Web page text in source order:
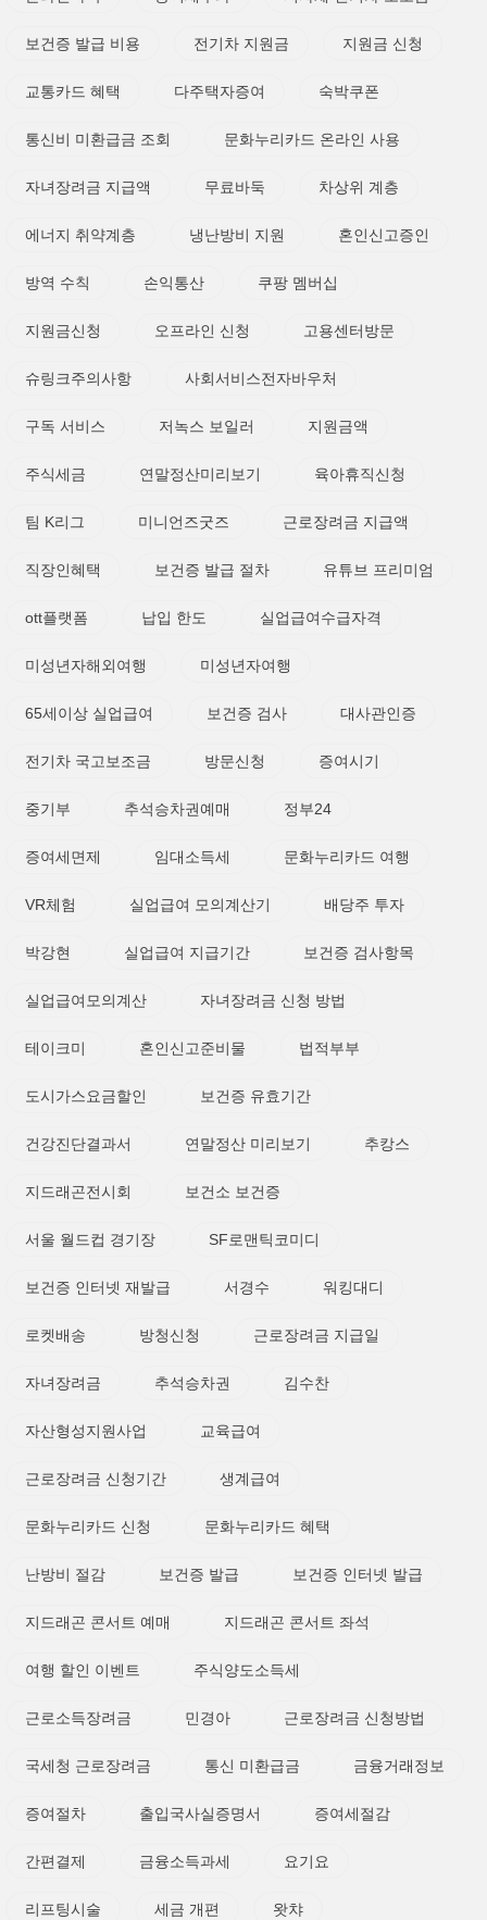
보건증 발급 비용 전기차 지원금 지원금 신청
교통카드 혜택 다주택자증여 숙박쿠폰
통신비 미환급금 조회 문화누리카드 온라인 사용
자녀장려금 지급액 무료바둑 차상위 계층
에너지 취약계층 냉난방비 지원 혼인신고증인
방역 수칙 손익통산 쿠팡 멤버십
지원금신청 오프라인 신청 고용센터방문
슈링크주의사항 사회서비스전자바우처
구독 서비스 저녹스 보일러 지원금액
주식세금 연말정산미리보기 육아휴직신청
팀 K리그 미니언즈굿즈 근로장려금 지급액
직장인혜택 보건증 발급 절차 유튜브 프리미엄
ott플랫폼 납입 한도 실업급여수급자격
미성년자해외여행 미성년자여행
65세이상 실업급여 보건증 검사 대사관인증
전기차 국고보조금 방문신청 증여시기
중기부 추석승차권예매 정부24
증여세면제 임대소득세 문화누리카드 여행
VR체험 실업급여 모의계산기 배당주 투자
박강현 실업급여 지급기간 보건증 검사항목
실업급여모의계산 자녀장려금 신청 방법
테이크미 혼인신고준비물 법적부부
도시가스요금할인 보건증 유효기간
건강진단결과서 연말정산 미리보기 추캉스
지드래곤전시회 보건소 보건증
서울 월드컵 경기장 SF로맨틱코미디
보건증 인터넷 재발급 서경수 워킹대디
로켓배송 방청신청 근로장려금 지급일
자녀장려금 추석승차권 김수찬
자산형성지원사업 교육급여
근로장려금 신청기간 생계급여
문화누리카드 신청 문화누리카드 혜택
난방비 절감 보건증 발급 보건증 인터넷 발급
지드래곤 콘서트 예매 지드래곤 콘서트 좌석
여행 할인 이벤트 주식양도소득세
근로소득장려금 민경아 근로장려금 신청방법
국세청 근로장려금 통신 미환급금 금융거래정보
증여절차 출입국사실증명서 증여세절감
간편결제 금융소득과세 요기요
리프팅시술 세금 개편 왓챠